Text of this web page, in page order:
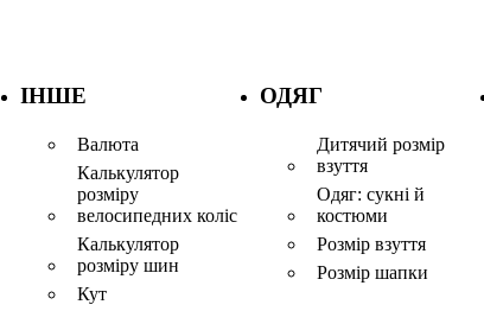
ІНШЕ
Валюта
Калькулятор
розміру
велосипедних коліс
Калькулятор
розміру шин
Кут
ОДЯГ
Дитячий розмір
взуття
Одяг: сукні й
костюми
Розмір взуття
Розмір шапки